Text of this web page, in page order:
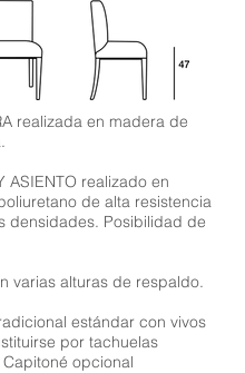
realizada en madera de
ASIENTO realizado en
de alta resistencia
densidades. Posibilidad de
varias alturas de respaldo.
estándar con vivos
por tachuelas
opcional